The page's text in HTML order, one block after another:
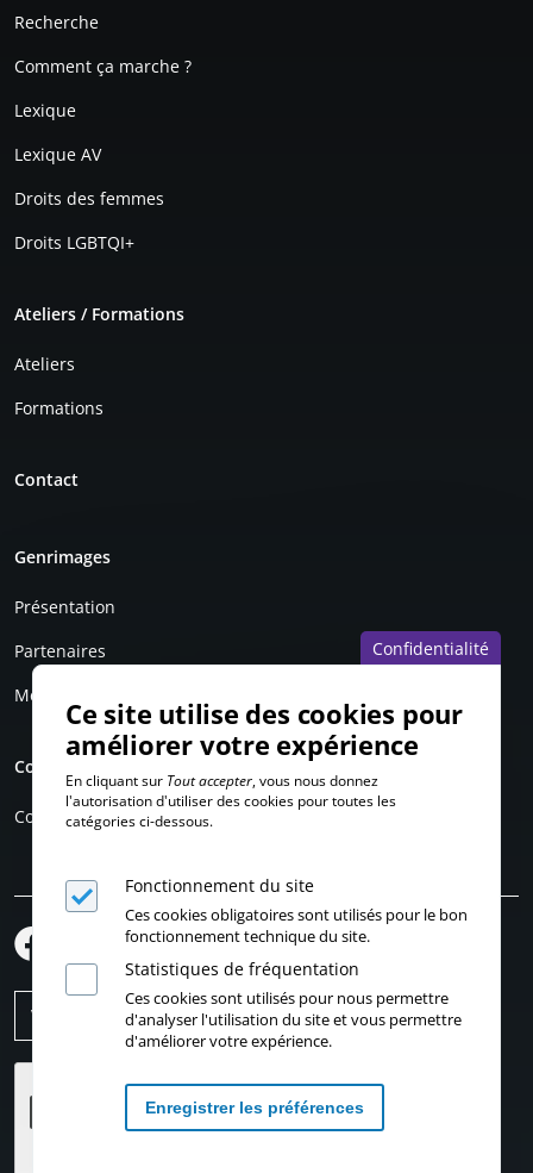
Recherche
Comment ça marche ?
Lexique
Lexique AV
Droits des femmes
Droits LGBTQI+
Ateliers / Formations
Ateliers
Formations
Contact
Genrimages
Présentation
Partenaires
Mentions légales
Compte personnel
Connexion
Confidentialité
Ce site utilise des cookies pour
améliorer votre expérience
En cliquant sur Tout accepter, vous nous donnez
l'autorisation d'utiliser des cookies pour toutes les
catégories ci-dessous.
Fonctionnement du site
Ces cookies obligatoires sont utilisés pour le bon
fonctionnement technique du site.
Statistiques de fréquentation
Ces cookies sont utilisés pour nous permettre
d'analyser l'utilisation du site et vous permettre
d'améliorer votre expérience.
Enregistrer les préférences